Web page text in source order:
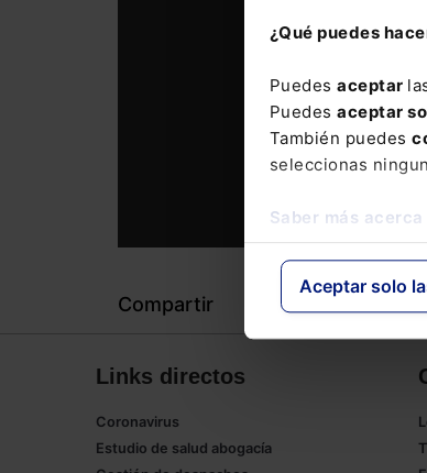
¿Qué puedes
Puedes aceptar
Puedes aceptar
También puedes
seleccionas
Saber más
Aceptar solo
Compartir
Links directos
Coronavirus
Estudio de salud abogacía